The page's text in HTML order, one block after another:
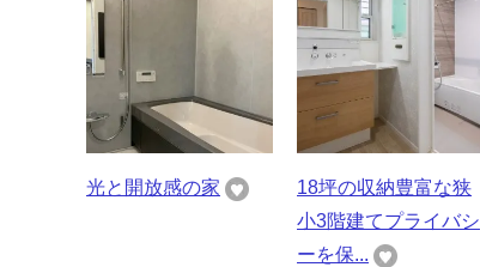
光と開放感の家
18坪の収納豊富な狭
小3階建てプライバシ
ーを保...